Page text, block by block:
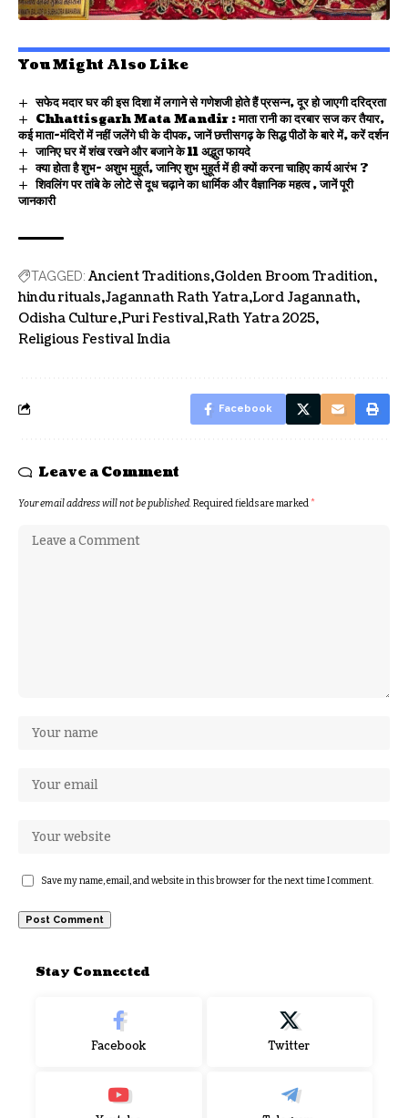
You Might Also Like
सफेद मदार घर की इस दिशा में लगाने से गणेशजी होते हैं प्रसन्न, दूर हो जाएगी दरिद्रता
Chhattisgarh Mata Mandir : माता रानी का दरबार सज कर तैयार,
कई माता-मंदिरों में नहीं जलेंगे घी के दीपक, जानें छत्तीसगढ़ के सिद्ध पीठों के बारे में, करें दर्शन
जानिए घर में शंख रखने और बजाने के 11 अद्भुत फायदे
क्या होता है शुभ- अशुभ मुहूर्त, जानिए शुभ मुहूर्त में ही क्यों करना चाहिए कार्य आरंभ ?
शिवलिंग पर तांबे के लोटे से दूध चढ़ाने का धार्मिक और वैज्ञानिक महत्व , जानें पूरी
जानकारी
TAGGED: Ancient Traditions Golden Broom Tradition
hindu rituals Jagannath Rath Yatra Lord Jagannath
Odisha Culture Puri Festival Rath Yatra 2025
Religious Festival India
Facebook
Leave a Comment
Your email address will not be published.Required fields are marked*
Save my name, email, and website in this browser for the next time I comment.
Stay Connected
Facebook Twitter